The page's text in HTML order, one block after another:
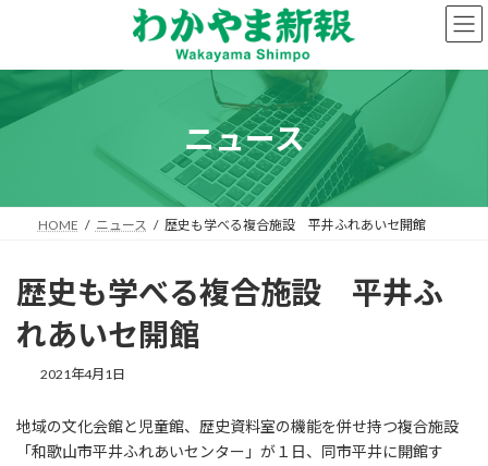
ン
へ
プ
ー
ョ
動
ニュース
HOME ニュース 歴史も学べる複合施設 平井ふれあいセ開館
歴史も学べる複合施設 平井ふ
れあいセ開館
2021年4月1日
地域の文化会館と児童館、歴史資料室の機能を併せ持つ複合施設
「和歌山市平井ふれあいセンター」が１日、同市平井に開館す